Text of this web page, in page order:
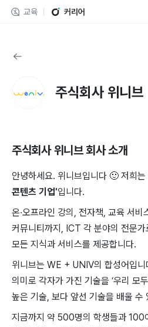
교육 커리어
주식회사 위니브
주식회사 위니브회사 소개
안녕하세요. 위니브입니다 🙂 저희는
콘텐츠 기업'입니다.
온·오프라인 강의, 전자책, 교육 서
커뮤니티까지, ICT 각 분야의 전문
모든 지식과 서비스를 제공합니다.
위니브는 WE + UNIV의 합성어입니
의미로 각자가 가진 기술을 ‘우리 모
높은 기술, 보다 앞선 기술을 배울 수
지금까지 약 500명의 학생들과 100